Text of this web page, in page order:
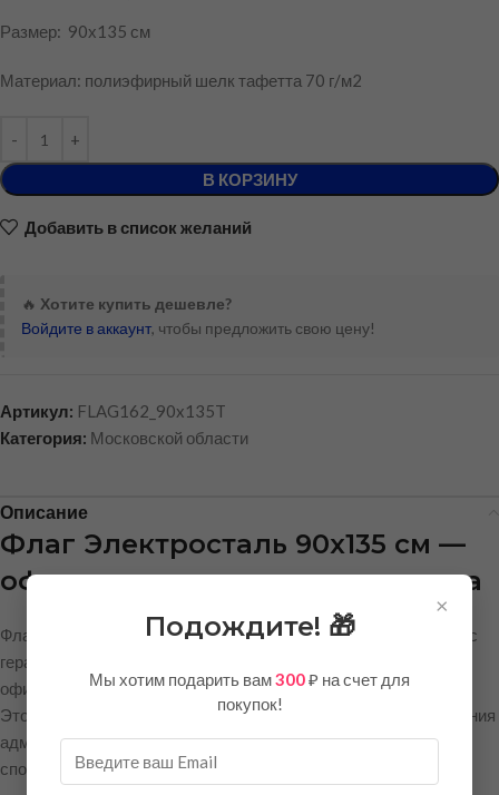
Размер: 90х135 см
Материал: полиэфирный шелк тафетта 70 г/м2
В КОРЗИНУ
Добавить в список желаний
🔥 Хотите купить дешевле?
Войдите в аккаунт, чтобы предложить свою цену!
Артикул: FLAG162_90x135T
Категория: Московской области
Описание
Флаг Электросталь 90х135 см —
официальная символика города
Флаг города Электросталь выполнен в строгом соответствии с
геральдическими стандартами и предназначен для
официального, праздничного и декоративного использования.
Это достойный символ города, который подойдёт для украшения
административных зданий, офисов, учебных заведений,
спортивных мероприятий и торжественных церемоний.
×
Подождите! 🎁
Мы хотим подарить вам300₽ на счет для
покупок!